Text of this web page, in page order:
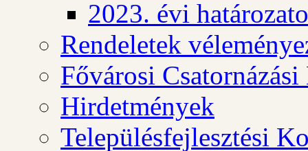
2023. évi
Rendeletek
Fővárosi
Hirdetmények
Településfejlesztési